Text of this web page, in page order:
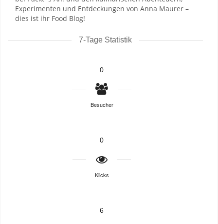
Experimenten und Entdeckungen von Anna Maurer –
dies ist ihr Food Blog!
7-Tage Statistik
0
Besucher
0
Klicks
6